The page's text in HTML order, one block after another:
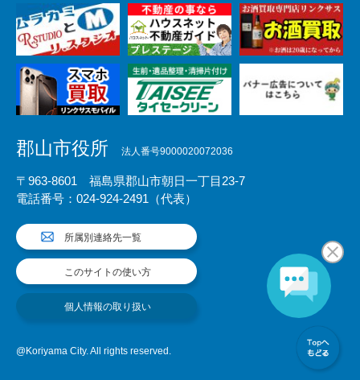
郡山市役所 法人番号9000020072036
〒963-8601 福島県郡山市朝日一丁目23-7
電話番号：024-924-2491（代表）
所属別連絡先一覧
このサイトの使い方
個人情報の取り扱い
@Koriyama City. All rights reserved.